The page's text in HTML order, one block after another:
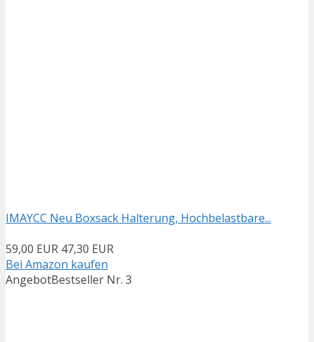
IMAYCC Neu Boxsack Halterung, Hochbelastbare...
59,00 EUR 47,30 EUR
Bei Amazon kaufen
AngebotBestseller Nr. 3